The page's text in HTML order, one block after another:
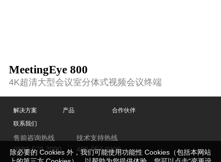
MeetingEye 800
4K超清大型会议室分体式视频会议终端
解决方案 产品
合作伙伴
联系我们
售前咨询热线
0592-570-2000
技术支持热线
400-057-0200
除必要的 Cookies 外，我们可能使用功能性 Cookies（包括本网站